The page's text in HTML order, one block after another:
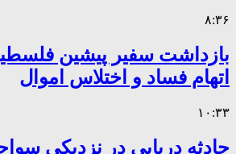
۸:۳۶
بازداشت سفیر پیشین
اتهام فساد و اختلاس اموال
۱۰:۳۳
حادثه دریایی در نزدیکی